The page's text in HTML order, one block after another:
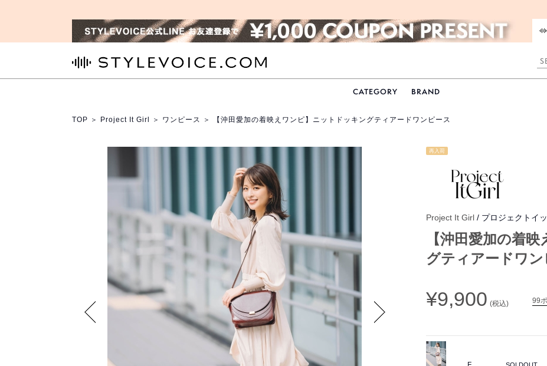
CATEGORY BRAND
TOP ＞ Project It Girl ＞ ワンピース ＞ 【沖田愛加の着映えワンピ】ニットドッキングティアードワンピース
再入荷
Project It Girl / プロジェクトイ
【沖田愛加の着
グティアードワン
¥9,900 (税込) 99